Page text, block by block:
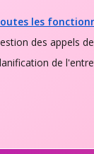
les
des appels
de